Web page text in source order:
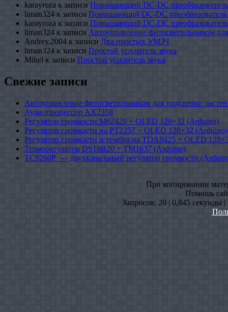
karayroza к записи Повышающий DC-DC
liman324 к записи Повышающий DC-DC
karayroza к записи Повышающий DC-DC
liman324 к записи Автоуправление фитосветильником
Andrey.2004 к записи Два простых УМЗЧ
liman324 к записи Простой усилитель звука
Mihel к записи Простой усилитель звука
Свежие записи
Автоуправление фитосветильником для подсветки
Аудиопроцессор AX2358
Регулятор громкости M62429 + OLED 128×32 (Arduino)
Регулятор громкости на PT2257 + OLED 128×32 (Arduino)
Регулятор громкости и тембра на TDA8425 + OLED
Терморегулятор DS18B20 + TM1637 (Arduino)
TC9260P — двухканальный регулятор громкости
При копировании
Помошь
Запросов: 20 | 0,845 секунды